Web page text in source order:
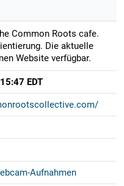
Common Roots cafe.
Die aktuelle
Website verfügbar.
EDT
Aufnahmen